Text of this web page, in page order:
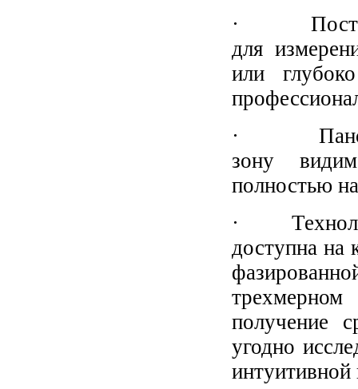
·
для
или
·
зону
полностью
·
доступна на
получение
угодно